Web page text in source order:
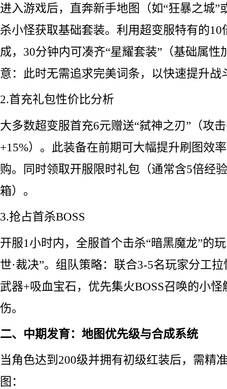
进入游戏后，直奔新手地图（如“狂暴之城”
杀小怪获取基础套装。利用超变服特有的10
成，30分钟内可凑齐“星耀套装”（基础属性
意：此时无需追求完美词条，以快速提升战
2.首充礼包性价比分析
大多数超变服首充6元赠送“弑神之刃”（攻
+15%）。此装备在前期可大幅提升刷图效
购。同时领取开服限时礼包（通常含5倍经
箱）。
3.抢占首杀BOSS
开服1小时内，全服首个击杀“暗黑魔龙”的
世·裁决”。组队策略：联合3-5名玩家分工
武器+吸血宝石，优先集火BOSS召唤的小怪
伤。
二、中期发育：地图优先级与合成系统
当角色达到200级并拥有初级红装后，需精
图：